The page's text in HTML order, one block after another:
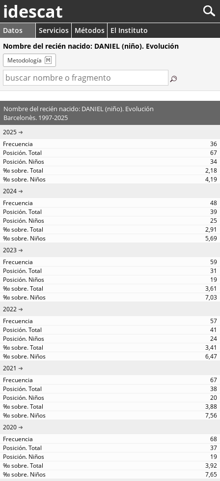
idescat
Datos Servicios Métodos
El Instituto
Nombre del recién nacido: DANIEL (niño). Evolución
Metodología
Nombre del recién nacido: DANIEL (niño). Evolución
Barcelonès. 1997-2025
2025
36
67
34
2,18
4,19
2024
48
39
25
2,91
5,69
2023
59
31
19
3,61
7,03
2022
57
41
24
3,41
6,47
2021
67
38
20
3,88
7,56
2020
68
37
19
3,92
7,65